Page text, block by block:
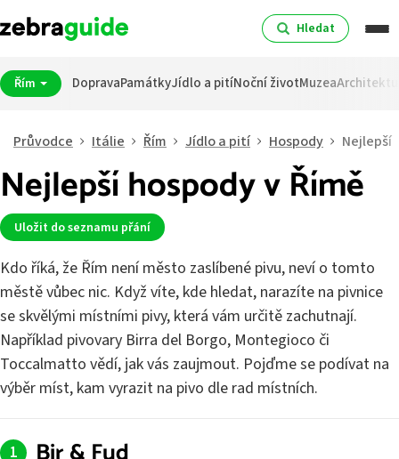
Hledat
Řím DopravaPamátkyJídlo a pitíNoční životMuzea
Průvodce Itálie Řím Jídlo a pití Hospody Nejlepší
Nejlepší hospody v Římě
Uložit do seznamu přání
Kdo říká, že Řím není město zaslíbené pivu, neví o tomto
městě vůbec nic. Když víte, kde hledat, narazíte na pivnice
se skvělými místními pivy, která vám určitě zachutnají.
Například pivovary Birra del Borgo, Montegioco či
Toccalmatto vědí, jak vás zaujmout. Pojďme se podívat na
výběr míst, kam vyrazit na pivo dle rad místních.